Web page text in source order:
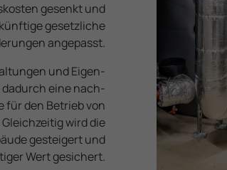
gesenkt und
gesetz­liche
angepasst.
und Eigen­
eine nach­
für den Betrieb von
wird die
gesteigert und
Wert gesichert.